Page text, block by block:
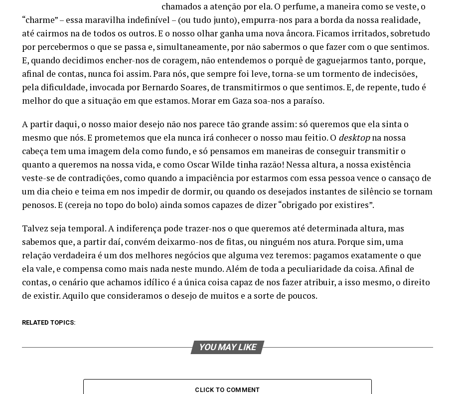
chamados a atenção por ela. O perfume, a maneira como se veste, o
“charme” – essa maravilha indefinível – (ou tudo junto), empurra-nos para a borda da nossa realidade,
até cairmos na de todos os outros. E o nosso olhar ganha uma nova âncora. Ficamos irritados, sobretudo
por percebermos o que se passa e, simultaneamente, por não sabermos o que fazer com o que sentimos.
E, quando decidimos encher-nos de coragem, não entendemos o porquê de gaguejarmos tanto, porque,
afinal de contas, nunca foi assim. Para nós, que sempre foi leve, torna-se um tormento de indecisões,
pela dificuldade, invocada por Bernardo Soares, de transmitirmos o que sentimos. E, de repente, tudo é
melhor do que a situação em que estamos. Morar em Gaza soa-nos a paraíso.
A partir daqui, o nosso maior desejo não nos parece tão grande assim: só queremos que ela sinta o
mesmo que nós. E prometemos que ela nunca irá conhecer o nosso mau feitio. O desktopna nossa
cabeça tem uma imagem dela como fundo, e só pensamos em maneiras de conseguir transmitir o
quanto a queremos na nossa vida, e como Oscar Wilde tinha razão! Nessa altura, a nossa existência
veste-se de contradições, como quando a impaciência por estarmos com essa pessoa vence o cansaço de
um dia cheio e teima em nos impedir de dormir, ou quando os desejados instantes de silêncio se tornam
penosos. E (cereja no topo do bolo) ainda somos capazes de dizer “obrigado por existires”.
Talvez seja temporal. A indiferença pode trazer-nos o que queremos até determinada altura, mas
sabemos que, a partir daí, convém deixarmo-nos de fitas, ou ninguém nos atura. Porque sim, uma
relação verdadeira é um dos melhores negócios que alguma vez teremos: pagamos exatamente o que
ela vale, e compensa como mais nada neste mundo. Além de toda a peculiaridade da coisa. Afinal de
contas, o cenário que achamos idílico é a única coisa capaz de nos fazer atribuir, a isso mesmo, o direito
de existir. Aquilo que consideramos o desejo de muitos e a sorte de poucos.
RELATED TOPICS:
YOU MAY LIKE
CLICK TO COMMENT